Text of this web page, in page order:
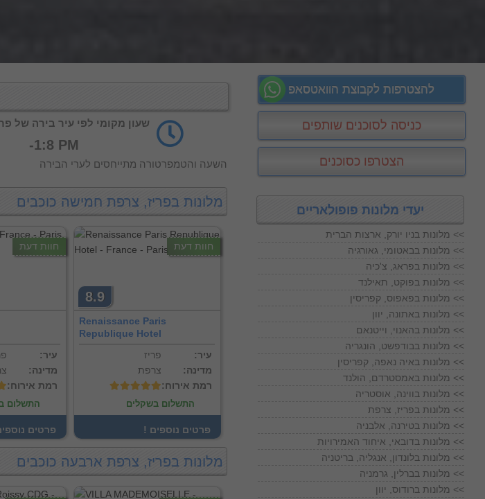
שעון מקומי לפי עיר בירה של
-1:8 PM
השעה והטמפרטורה מתייחסים לערי הבירה
מלונות בפריז, צרפת חמישה כוכבים
8.9
חוות דעת
Renaissance Paris
Republique Hotel
פריז
:עיר
צרפת
:מדינה
:רמת אירוח
התשלום בשקלים
! פרטים נוספים
חוות דעת
:עיר
:מדינה
:רמת אירוח
התשלום
! פרטים
מלונות בפריז, צרפת ארבעה כוכבים
להצטרפות לקבוצת הוואטסאפ
כניסה לסוכנים שותפים
הצטרפו כסוכנים
יעדי מלונות פופולאריים
מלונות בניו יורק, ארצות הברית <<
מלונות בבאטומי, גאורגיה <<
מלונות בפראג, צ'כיה <<
מלונות בפוקט, תאילנד <<
מלונות בפאפוס, קפריסין <<
מלונות באתונה, יוון <<
מלונות בהאנוי, וייטנאם <<
מלונות בבודפשט, הונגריה <<
מלונות באיה נאפה, קפריסין <<
מלונות באמסטרדם, הולנד <<
מלונות בווינה, אוסטריה <<
מלונות בפריז, צרפת <<
מלונות בטירנה, אלבניה <<
מלונות בדובאי, איחוד האמירויות <<
מלונות בלונדון, אנגליה, בריטניה <<
מלונות בברלין, גרמניה <<
מלונות ברודוס, יוון <<